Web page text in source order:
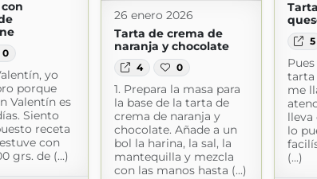
0
yo
porque
Valentín es
Siento
receta
con
grs. de (...)
5
tarta
me
lleva
lo
(...)
26 enero 2026
Tarta de crema de
naranja y chocolate
4 0
1. Prepara la masa para
la base de la tarta de
crema de naranja y
chocolate. Añade a un
bol la harina, la sal, la
mantequilla y mezcla
con las manos hasta (...)